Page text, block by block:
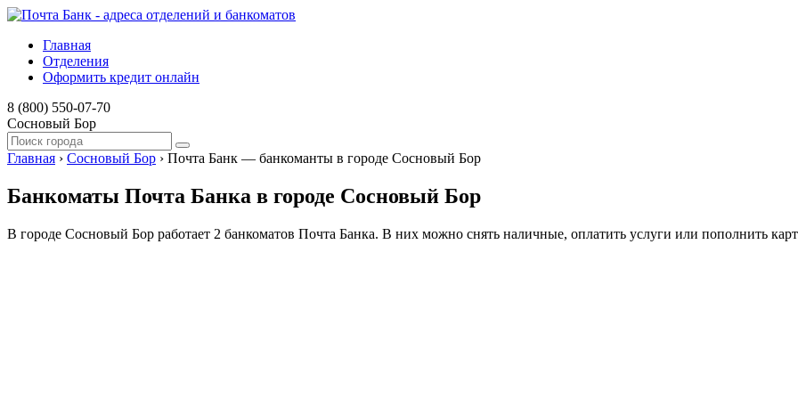
Главная
Отделения
Оформить кредит онлайн
8 (800) 550-07-70
Сосновый Бор
Главная › Сосновый Бор › Почта Банк — банкоманты в городе Сосновый Бор
Банкоматы Почта Банка в городе Сосновый Бор
В городе Сосновый Бор работает 2 банкоматов Почта Банка. В них можно снять наличные, оплатить услуги или пополнить